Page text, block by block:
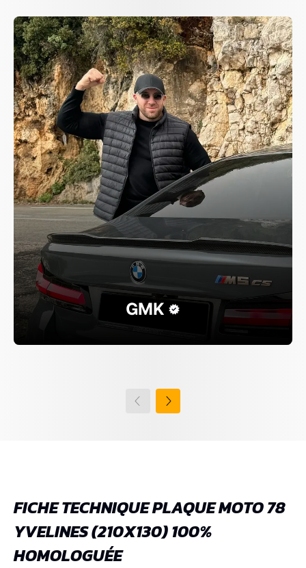
GMK
FICHE TECHNIQUE PLAQUE MOTO 78
YVELINES (210X130) 100%
HOMOLOGUÉE